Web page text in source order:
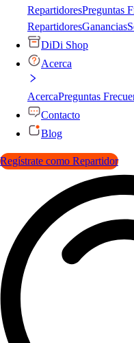
RepartidoresPreguntas
RepartidoresGanancias
DiDi Shop
Acerca
AcercaPreguntas
Contacto
Blog
Regístrate como Repartidor